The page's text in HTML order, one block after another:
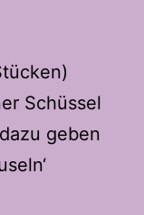
Schüssel
geben